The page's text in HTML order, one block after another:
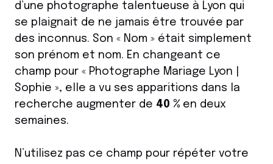
d’une photographe talentueuse à Lyon qui
se plaignait de ne jamais être trouvée par
des inconnus. Son « Nom » était simplement
son prénom et nom. En changeant ce
champ pour « Photographe Mariage Lyon |
Sophie », elle a vu ses apparitions dans la
recherche augmenter de 40 % en deux
semaines.
N’utilisez pas ce champ pour répéter votre